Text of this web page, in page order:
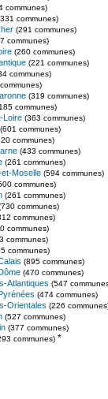
communes)
communes)
(291 communes)
communes)
(260 communes)
(221 communes)
communes)
(319 communes)
communes)
Loire (363 communes)
(601 communes)
communes)
(433 communes)
(261 communes)
Moselle (594 communes)
communes)
(261 communes)
communes)
communes)
communes)
communes)
communes)
(895 communes)
(470 communes)
Atlantiques (547
(474 communes)
Orientales (226
(527 communes)
(377 communes)
communes) *